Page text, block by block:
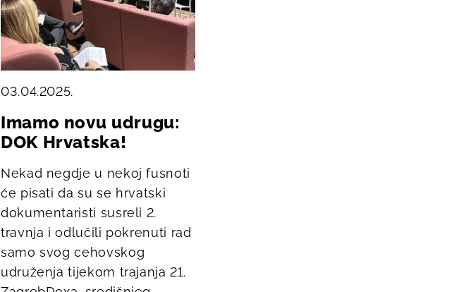
03.04.2025.
Imamo novu udrugu:
DOK Hrvatska!
Nekad negdje u nekoj fusnoti
će pisati da su se hrvatski
dokumentaristi susreli 2.
travnja i odlučili pokrenuti rad
samo svog cehovskog
udruženja tijekom trajanja 21.